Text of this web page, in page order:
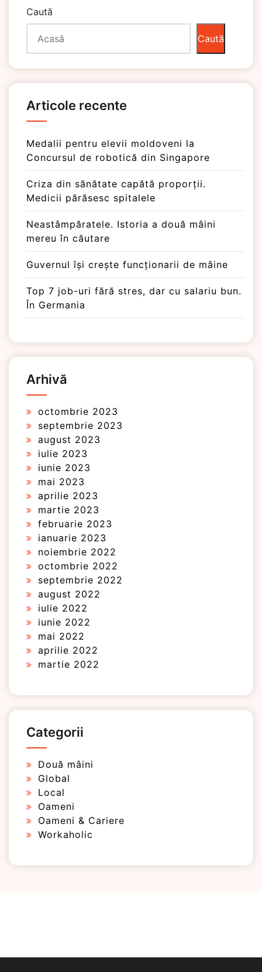
Caută
Caută
Articole recente
Medalii pentru elevii moldoveni la
Concursul de robotică din Singapore
Criza din sănătate capătă proporții.
Medicii părăsesc spitalele
Neastâmpăratele. Istoria a două mâini
mereu în căutare
Guvernul își crește funcționarii de mâine
Top 7 job-uri fără stres, dar cu salariu bun.
În Germania
Arhivă
octombrie 2023
septembrie 2023
august 2023
iulie 2023
iunie 2023
mai 2023
aprilie 2023
martie 2023
februarie 2023
ianuarie 2023
noiembrie 2022
octombrie 2022
septembrie 2022
august 2022
iulie 2022
iunie 2022
mai 2022
aprilie 2022
martie 2022
Categorii
Două mâini
Global
Local
Oameni
Oameni & Cariere
Workaholic